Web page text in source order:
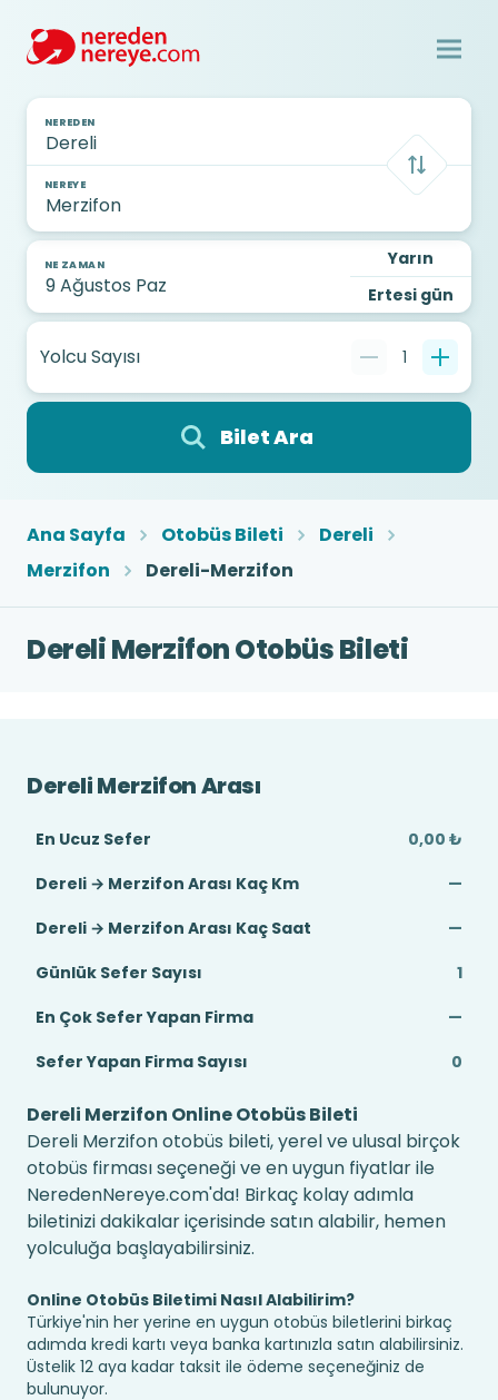
NEREDEN
NEREYE
NE ZAMAN
Yarın
Ertesi gün
Yolcu Sayısı 1
Bilet Ara
Ana Sayfa Otobüs Bileti
Dereli
Merzifon
Dereli-Merzifon
Dereli Merzifon Otobüs Bileti
Dereli Merzifon Arası
En Ucuz Sefer
0,00 ₺
Dereli → Merzifon Arası Kaç Km
—
Dereli → Merzifon Arası Kaç Saat
—
Günlük Sefer Sayısı
1
En Çok Sefer Yapan Firma
—
Sefer Yapan Firma Sayısı
0
Dereli Merzifon Online Otobüs Bileti
Dereli Merzifon otobüs bileti, yerel ve ulusal birçok
otobüs firması seçeneği ve en uygun fiyatlar ile
NeredenNereye.com'da! Birkaç kolay adımla
biletinizi dakikalar içerisinde satın alabilir, hemen
yolculuğa başlayabilirsiniz.
Online Otobüs Biletimi Nasıl Alabilirim?
Türkiye'nin her yerine en uygun otobüs biletlerini birkaç
adımda kredi kartı veya banka kartınızla satın alabilirsiniz.
Üstelik 12 aya kadar taksit ile ödeme seçeneğiniz de
bulunuyor.